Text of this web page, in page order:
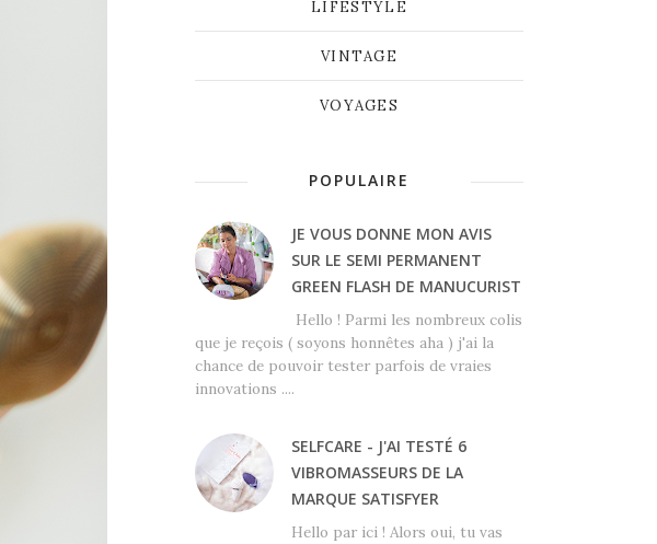
LIFESTYLE
VINTAGE
VOYAGES
POPULAIRE
JE VOUS DONNE MON AVIS
SUR LE SEMI PERMANENT
GREEN FLASH DE MANUCURIST
Hello ! Parmi les nombreux colis
que je reçois ( soyons honnêtes aha ) j'ai la
chance de pouvoir tester parfois de vraies
innovations ....
SELFCARE - J'AI TESTÉ 6
VIBROMASSEURS DE LA
MARQUE SATISFYER
Hello par ici ! Alors oui, tu vas